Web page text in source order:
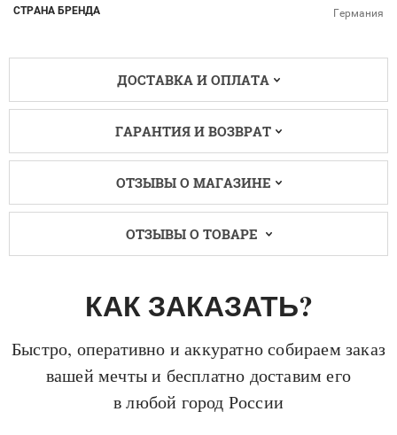
СТРАНА БРЕНДА
Германия
ДОСТАВКА И ОПЛАТА
ГАРАНТИЯ И ВОЗВРАТ
ОТЗЫВЫ О МАГАЗИНЕ
ОТЗЫВЫ О ТОВАРЕ
КАК ЗАКАЗАТЬ?
Быстро, оперативно и аккуратно собираем заказ
вашей мечты и бесплатно доставим его
в любой город России